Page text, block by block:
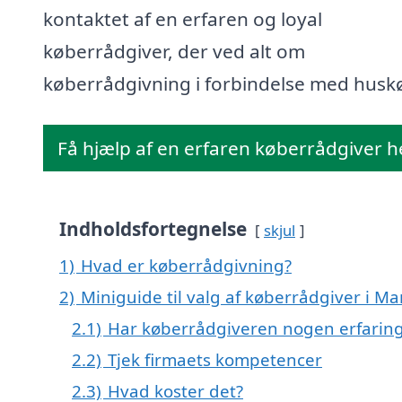
kontaktet af en erfaren og loyal
køberrådgiver, der ved alt om
køberrådgivning i forbindelse med
Få hjælp af en erfaren køberrådgiver
Indholdsfortegnelse skjul
1) Hvad er køberrådgivning?
2) Miniguide til valg af køberrådgiver i
2.1) Har køberrådgiveren nogen
2.2) Tjek firmaets kompetencer
2.3) Hvad koster det?